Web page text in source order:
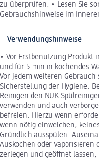
zu überprüfen. • Lesen Sie
Gebrauchshinweise im
Verwendungshinweise
• Vor Erstbenutzung Produkt
und für 5 min in kochendes
Vor jedem weiteren
Sicherstellung der Hygiene.
Reinigen den NUK
verwenden und auch
befreien. Hierzu wenn
wenn nötig einweichen,
Gründlich ausspülen.
Auskochen oder Vaporisieren
zerlegen und geöffnet lassen,